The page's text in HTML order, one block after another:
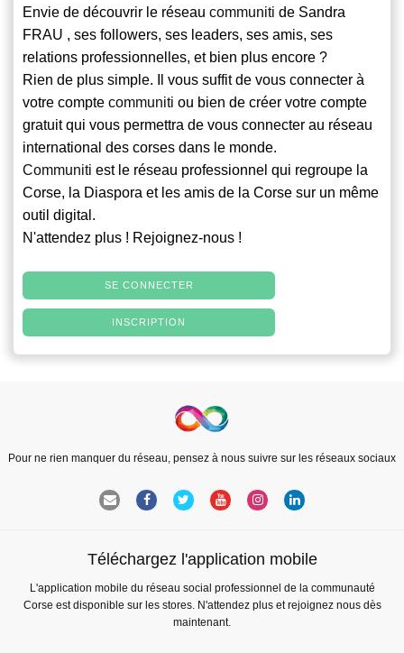
Envie de découvrir le réseau communiti de Sandra
FRAU , ses followers, ses leaders, ses amis, ses
relations professionnelles, et bien plus encore ?
Rien de plus simple. Il vous suffit de vous connecter à
votre compte communiti ou bien de créer votre compte
gratuit qui vous permettra de vous connecter au réseau
international des corses dans le monde.
Communiti est le réseau professionnel qui regroupe la
Corse, la Diaspora et les amis de la Corse sur un même
outil digital.
N'attendez plus ! Rejoignez-nous !
SE CONNECTER
INSCRIPTION
Pour ne rien manquer du réseau, pensez à nous suivre sur les réseaux sociaux
Téléchargez l'application mobile
L'application mobile du réseau social professionnel de la communauté
Corse est disponible sur les stores. N'attendez plus et rejoignez nous dès
maintenant.